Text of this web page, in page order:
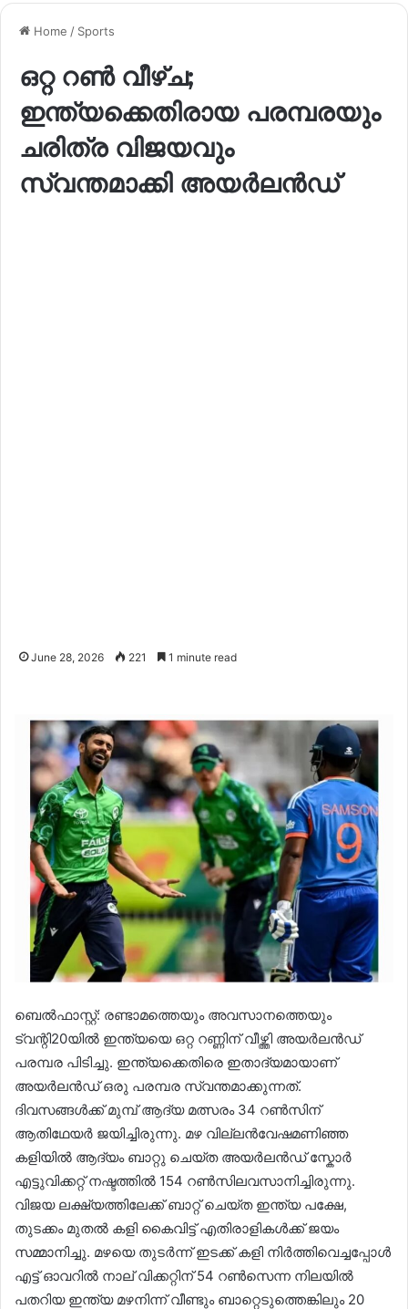
Home / Sports
ഒറ്റ റൺ വീഴ്ച;
ഇന്ത്യക്കെതിരായ പരമ്പരയും
ചരിത്ര വിജയവും
സ്വന്തമാക്കി അയർലൻഡ്
June 28, 2026 221 1 minute read
ബെൽഫാസ്റ്റ്: രണ്ടാമത്തെയും അവസാനത്തെയും
ട്വന്റി20യിൽ ഇന്ത്യയെ ഒറ്റ റണ്ണിന് വീഴ്ത്തി അയർലൻഡ്
പരമ്പര പിടിച്ചു. ഇന്ത്യക്കെതിരെ ഇതാദ്യമായാണ്
അയർലൻഡ് ഒരു പരമ്പര സ്വന്തമാക്കുന്നത്.
ദിവസങ്ങൾക്ക് മുമ്പ് ആദ്യ മത്സരം 34 റൺസിന്
ആതിഥേയർ ജയിച്ചിരുന്നു. മഴ വില്ലൻവേഷമണിഞ്ഞ
കളിയിൽ ആദ്യം ബാറ്റു ചെയ്ത അയർലൻഡ് സ്കോർ
എട്ടുവിക്കറ്റ് നഷ്ടത്തിൽ 154 റൺസിലവസാനിച്ചിരുന്നു.
വിജയ ലക്ഷ്യത്തിലേക്ക് ബാറ്റ് ചെയ്ത ഇന്ത്യ പക്ഷേ,
തുടക്കം മുതൽ കളി കൈവിട്ട് എതിരാളികൾക്ക് ജയം
സമ്മാനിച്ചു. മഴയെ തുടർന്ന് ഇടക്ക് കളി നിർത്തിവെച്ചപ്പോൾ
എട്ട് ഓവറിൽ നാല് വിക്കറ്റിന് 54 റൺസെന്ന നില‍യിൽ
പതറിയ ഇന്ത്യ മഴനിന്ന് വീണ്ടും ബാറ്റെടുത്തെങ്കിലും 20